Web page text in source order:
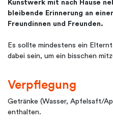
Kunstwerk mit nach Hause
bleibende Erinnerung an
Freundinnen und Freunden.
Es sollte mindestens ein
dabei sein, um ein bisschen
Verpflegung
Getränke (Wasser, Apfelsaft/
enthalten.